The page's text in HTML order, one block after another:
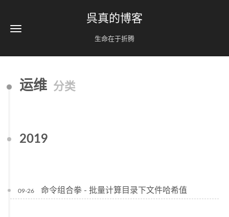
呉真的博客
生命在于折腾
运维 分类
2019
09-26 命令组合拳 - 批量计算目录下文件哈希值